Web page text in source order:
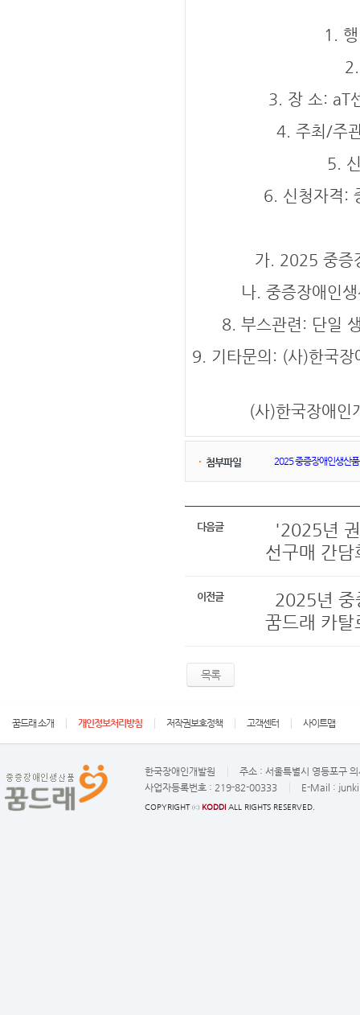
1.
3. 장 소: aT
4. 주최/주
5.
6. 신청자격:
가. 2025 중증
나. 중증장애인
8. 부스관련: 단일
9. 기타문의: (사)한국
(사)한국장애
첨부파일 2025 중증장애인생산
다음글
'2025년
선구매 간
이전글
2025년 중
꿈드래 카탈
목록
꿈드래 소개 개인정보처리방침 저작권보호정책 고객센터 사이트맵
한국장애인개발원 주소 : 서울특별시 영등포구
사업자등록번호 : 219-82-00333 E-Mail :
COPYRIGHT ⓒ KODDI ALL RIGHTS RESERVED.